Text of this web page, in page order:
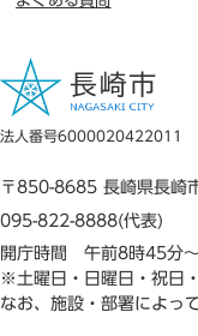
法人番号6000020422011
〒850-8685 長崎県長崎
095-822-8888(代表)
開庁時間 午前8時45分
※土曜日・日曜日・祝日
なお、施設・部署によっ